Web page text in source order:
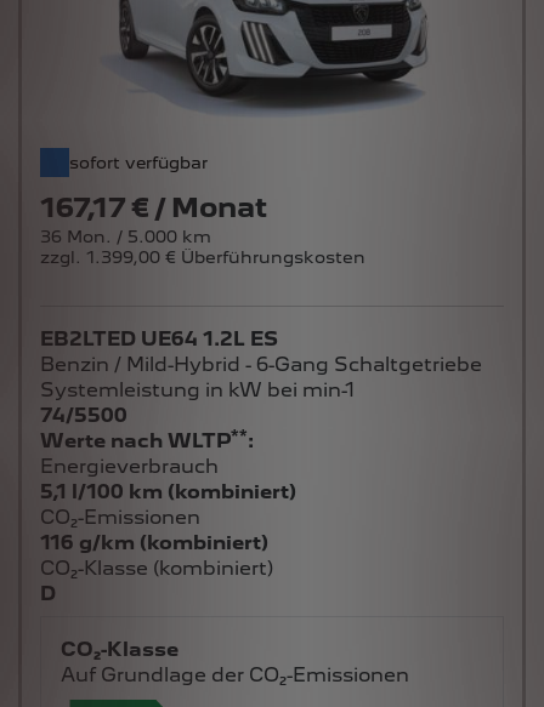
167,17 € / Monat
36 Mon. / 5.000 km
zzgl. 1.399,00 € Überführungskosten
Benzin / Mild-Hybrid - 6-Gang Schaltgetriebe
Systemleistung in kW bei min-1
74/5500
Werte nach WLTP
Energieverbrauch
5,1 l/100 km (kombiniert)
CO₂-Emissionen
116 g/km (kombiniert)
CO₂-Klasse (kombiniert)
D
Auf Grundlage der CO₂-Emissionen